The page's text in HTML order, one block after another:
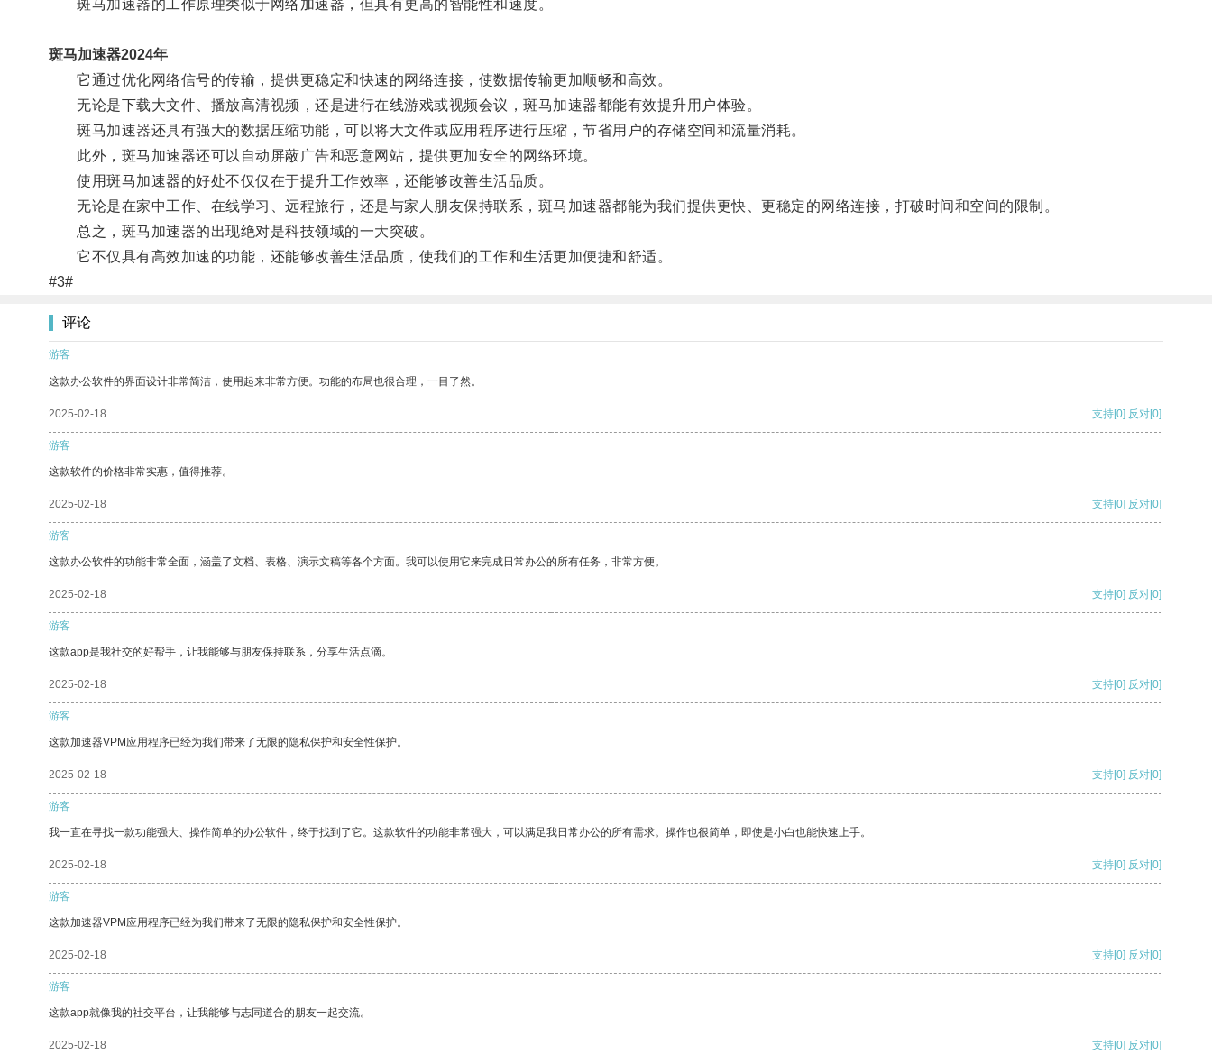
斑马加速器的工作原理类似于网络加速器，但具有更高的智能性和速度。
斑马加速器2024年
它通过优化网络信号的传输，提供更稳定和快速的网络连接，使数据传输更加顺畅和高效。
无论是下载大文件、播放高清视频，还是进行在线游戏或视频会议，斑马加速器都能有效提升用户体验。
斑马加速器还具有强大的数据压缩功能，可以将大文件或应用程序进行压缩，节省用户的存储空间和流量消耗。
此外，斑马加速器还可以自动屏蔽广告和恶意网站，提供更加安全的网络环境。
使用斑马加速器的好处不仅仅在于提升工作效率，还能够改善生活品质。
无论是在家中工作、在线学习、远程旅行，还是与家人朋友保持联系，斑马加速器都能为我们提供更快、更稳定的网络连接，打破时间和空间的限制。
总之，斑马加速器的出现绝对是科技领域的一大突破。
它不仅具有高效加速的功能，还能够改善生活品质，使我们的工作和生活更加便捷和舒适。
#3#
评论
游客
这款办公软件的界面设计非常简洁，使用起来非常方便。功能的布局也很合理，一目了然。
2025-02-18 支持[0] 反对[0]
游客
这款软件的价格非常实惠，值得推荐。
2025-02-18 支持[0] 反对[0]
游客
这款办公软件的功能非常全面，涵盖了文档、表格、演示文稿等各个方面。我可以使用它来完成日常办公的所有任务，非常方便。
2025-02-18 支持[0] 反对[0]
游客
这款app是我社交的好帮手，让我能够与朋友保持联系，分享生活点滴。
2025-02-18 支持[0] 反对[0]
游客
这款加速器VPM应用程序已经为我们带来了无限的隐私保护和安全性保护。
2025-02-18 支持[0] 反对[0]
游客
我一直在寻找一款功能强大、操作简单的办公软件，终于找到了它。这款软件的功能非常强大，可以满足我日常办公的所有需求。操作也很简单，即使是小白也能快速上手。
2025-02-18 支持[0] 反对[0]
游客
这款加速器VPM应用程序已经为我们带来了无限的隐私保护和安全性保护。
2025-02-18 支持[0] 反对[0]
游客
这款app就像我的社交平台，让我能够与志同道合的朋友一起交流。
2025-02-18 支持[0] 反对[0]